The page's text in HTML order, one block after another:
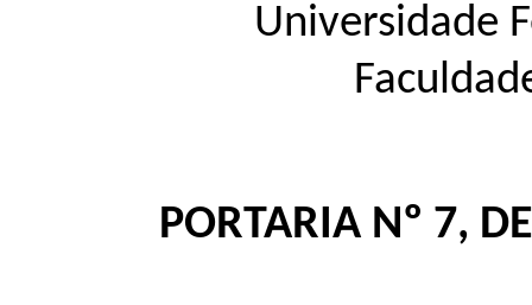
Universidade
PORTARIA Nº 7,